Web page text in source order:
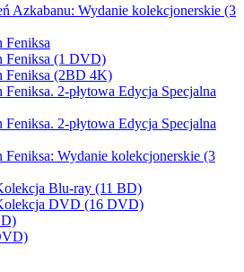
Azkabanu: Wydanie kolekcjonerskie (3
Feniksa
Feniksa (1 DVD)
Feniksa (2BD 4K)
2-płytowa Edycja Specjalna
2-płytowa Edycja Specjalna
Wydanie kolekcjonerskie (3
Blu-ray (11 BD)
DVD (16 DVD)